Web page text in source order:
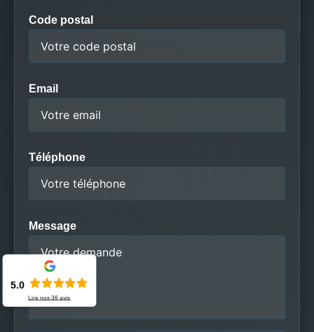
Code postal
Email
Téléphone
Message
5.0
Lire nos36 avis